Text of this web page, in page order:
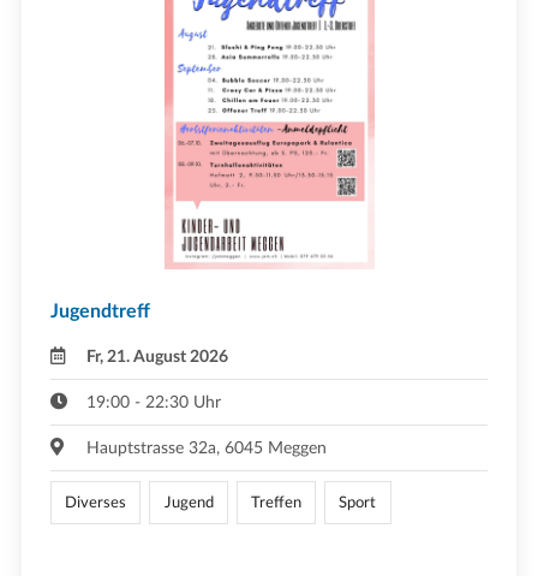
Jugendtreff
Fr, 21. August 2026
19:00 - 22:30 Uhr
Hauptstrasse 32a, 6045 Meggen
Diverses Jugend Treffen Sport